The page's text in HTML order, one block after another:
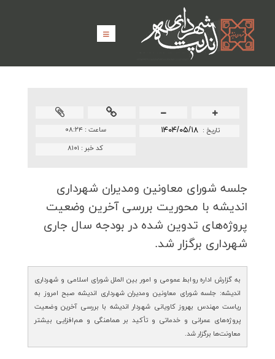
ساعت :۰۸:۲۴ تاريخ : ۱۴۰۴/۰۵/۱۸
کد خبر : ۸۱۰۱
جلسه شورای معاونین ومدیران شهرداری
اندیشه با محوریت بررسی آخرین وضعیت
پروژه‌های تدوین شده در بودجه سال جاری
شهرداری برگزار شد.
به گزارش اداره روابط عمومی و امور بین الملل شورای اسلامی و شهرداری
اندیشه: جلسه شورای معاونین ومدیران شهرداری اندیشه صبح امروز به
ریاست مهندس بهروز کاویانی شهردار اندیشه با بررسی آخرین وضعیت
پروژه‌های عمرانی و خدماتی و تأکید بر هماهنگی و هم‌افزایی بیشتر
معاونت‌ها برگزار شد.